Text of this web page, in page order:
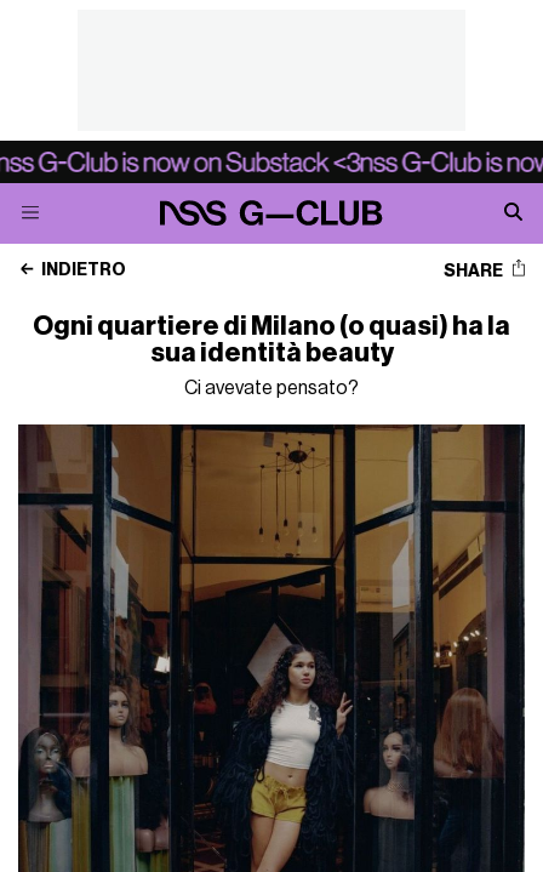
INDIETRO SHARE
Ogni quartiere di Milano (o quasi) ha la
sua identità beauty
Ci avevate pensato?